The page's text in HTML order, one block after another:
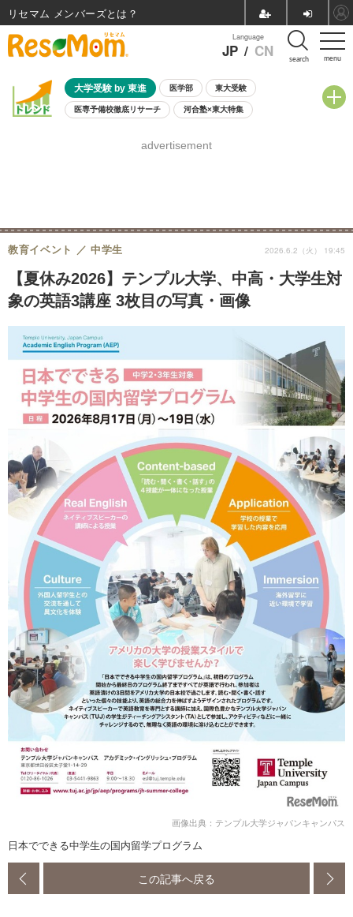
menu
Language
JP / CN search
大学受験 by 東進 医学部 東大受験
医専予備校徹底リサーチ 河合塾×東大特集
8月開催学校説明会・相談会
advertisement
【夏休み2026】テンプル大学、中高・大学生対
象の英語3講座 3枚目の写真・画像
教育イベント 中学生 2026.6.2（火） 19:45
画像出典：テンプル大学ジャパンキャンパス
日本でできる中学生の国内留学プログラム
この記事へ戻る
リセマム メンバーズ